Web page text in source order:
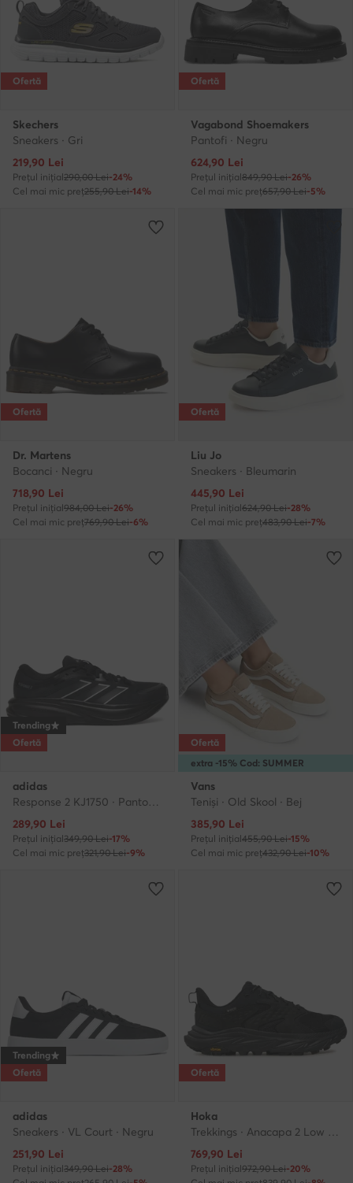
Ofertă
Skechers
Sneakers · Gri
Prețul actual
219,90 Lei
Prețul inițial290,00 Lei-24%
Cel mai mic preț255,90 Lei-14%
Ofertă
Vagabond Shoemakers
Pantofi · Negru
Prețul actual
624,90 Lei
Prețul inițial849,90 Lei-26%
Cel mai mic preț657,90 Lei-5%
Ofertă
Dr. Martens
Bocanci · Negru
Prețul actual
718,90 Lei
Prețul inițial984,00 Lei-26%
Cel mai mic preț769,90 Lei-6%
Ofertă
Liu Jo
Sneakers · Bleumarin
Prețul actual
445,90 Lei
Prețul inițial624,90 Lei-28%
Cel mai mic preț483,90 Lei-7%
Trending
Ofertă
adidas
Prețul actual
289,90 Lei
Prețul inițial349,90 Lei-17%
Cel mai mic preț321,90 Lei-9%
extra -15% Cod: SUMMER
Ofertă
Vans
Teniși · Old Skool · Bej
Prețul actual
385,90 Lei
Prețul inițial455,90 Lei-15%
Cel mai mic preț432,90 Lei-10%
Trending
Ofertă
adidas
Sneakers · VL Court · Negru
Prețul actual
251,90 Lei
Prețul inițial349,90 Lei-28%
Ofertă
Hoka
Trekkings · Anacapa 2 Low GTX GORE-TEX 1141632 · Negru
Prețul actual
769,90 Lei
Prețul inițial972,90 Lei-20%